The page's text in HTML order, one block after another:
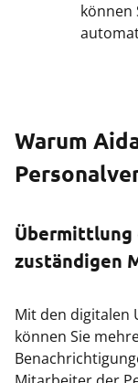
können
Warum
Übermittlung
zuständigen
Mit den digitalen
können Sie